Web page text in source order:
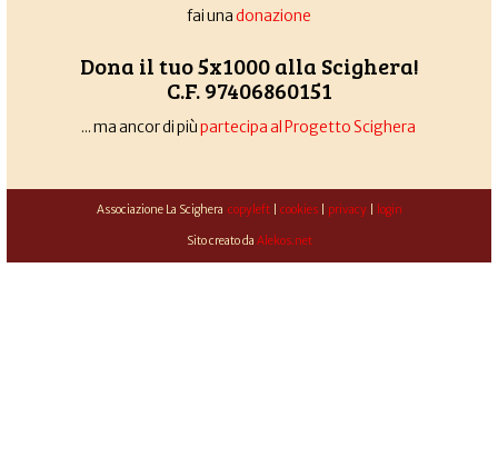
fai unadonazione
Dona il tuo 5x1000 alla Scighera!
C.F. 97406860151
... ma ancor di piùpartecipa al Progetto Scighera
Associazione La Scighera copyleft| cookies| privacy| login
Sito creato da Alekos.net